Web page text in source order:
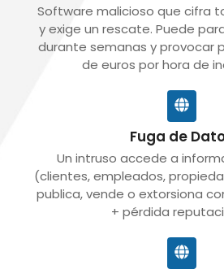
Software malicioso que cifra
y exige un rescate. Puede
durante semanas y provocar
de euros por hora de
Fuga de
Un intruso accede a
(clientes, empleados,
publica, vende o extorsiona
+ pérdida